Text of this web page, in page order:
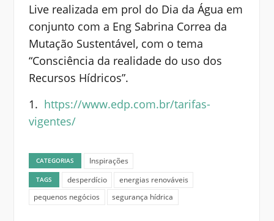
Live realizada em prol do Dia da Água em
conjunto com a Eng Sabrina Correa da
Mutação Sustentável, com o tema
“Consciência da realidade do uso dos
Recursos Hídricos”.
1. https://www.edp.com.br/tarifas-
vigentes/
CATEGORIAS Inspirações
TAGS desperdício
energias renováveis
pequenos negócios
segurança hídrica